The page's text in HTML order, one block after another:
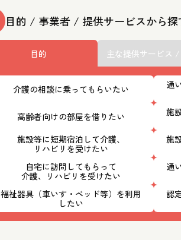
目的 / 事業者 / 提供サービスから探
目的 主な提供サービス
介護の相談に乗ってもらいたい
通
高齢者向けの部屋を借りたい
施
施設等に短期宿泊して介護、
リハビリを受けたい
施
自宅に訪問してもらって
介護、リハビリを受けたい
通
福祉器具（車いす・ベッド等）を利用
したい
認